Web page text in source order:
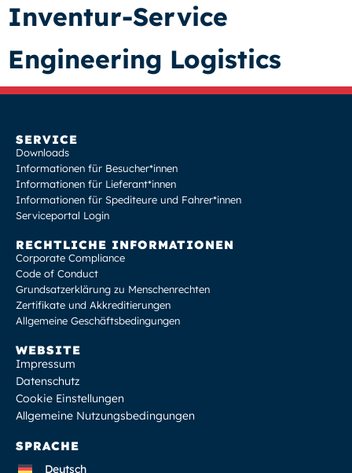
Inventur-Service
Engineering Logistics
SERVICE
Downloads
Informationen für Besucher*innen
Informationen für Lieferant*innen
Informationen für Spediteure und Fahrer*innen
Serviceportal Login
RECHTLICHE INFORMATIONEN
Corporate Compliance
Code of Conduct
Grundsatzerklärung zu Menschenrechten
Zertifikate und Akkreditierungen
Allgemeine Geschäftsbedingungen
WEBSITE
Impressum
Datenschutz
Cookie Einstellungen
Allgemeine Nutzungsbedingungen
SPRACHE
Deutsch